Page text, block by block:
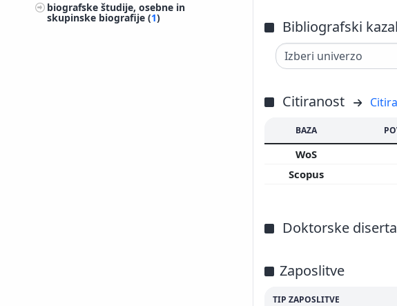
biografske študije, osebne in
skupinske biografije (1) Bibliografski
Citiranost
BAZA
WoS
Scopus
Doktorske
Zaposlitve
TIP ZAPOSLITVE